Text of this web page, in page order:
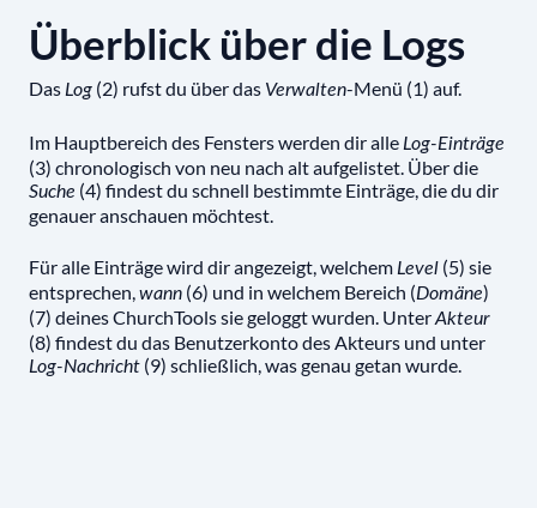
Überblick über die Logs
Das Log (2) rufst du über das Verwalten-Menü (1) auf.
Im Hauptbereich des Fensters werden dir alle Log-Einträge
(3) chronologisch von neu nach alt aufgelistet. Über die
Suche (4) findest du schnell bestimmte Einträge, die du dir
genauer anschauen möchtest.
Für alle Einträge wird dir angezeigt, welchem Level (5) sie
entsprechen,wann (6) und in welchem Bereich (Domäne)
(7) deines ChurchTools sie geloggt wurden. UnterAkteur
(8) findest du das Benutzerkonto des Akteurs und unter
Log-Nachricht (9) schließlich, was genau getan wurde.